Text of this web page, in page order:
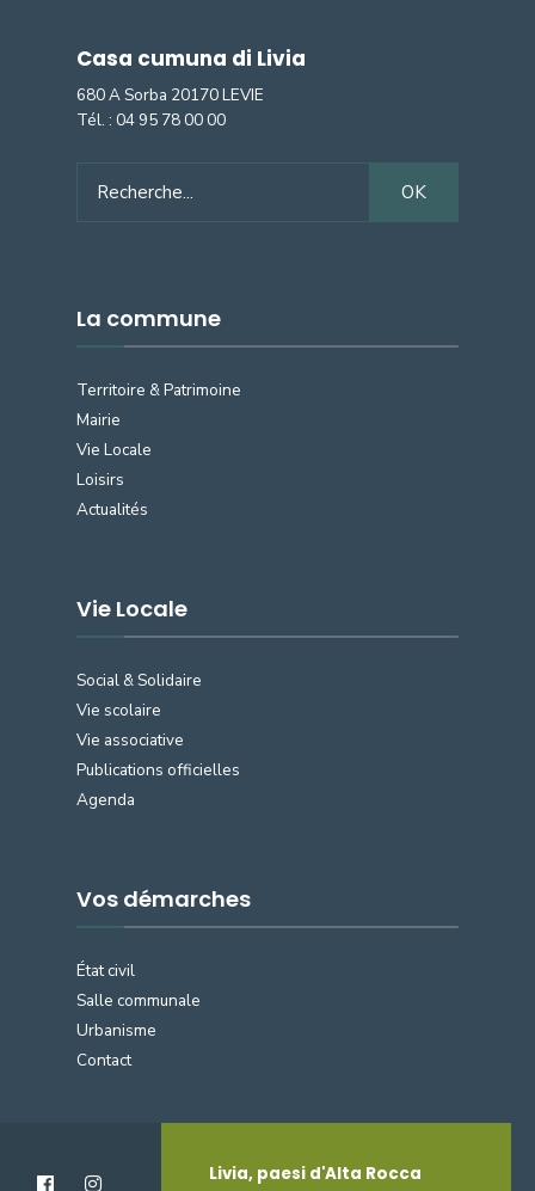
Casa cumuna di Livia
680 A Sorba 20170 LEVIE
Tél. : 04 95 78 00 00
for:
OK
La commune
Territoire & Patrimoine
Mairie
Vie Locale
Loisirs
Actualités
Vie Locale
Social & Solidaire
Vie scolaire
Vie associative
Publications officielles
Agenda
Vos démarches
État civil
Salle communale
Urbanisme
Contact
Livia, paesi d'Alta Rocca